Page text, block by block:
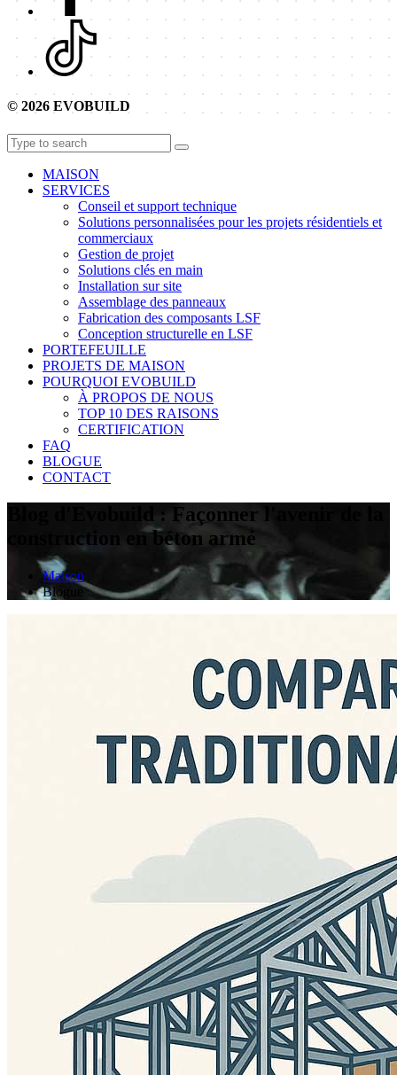
© 2026 EVOBUILD
MAISON
SERVICES
Conseil et support technique
Solutions personnalisées pour les projets résidentiels et
commerciaux
Gestion de projet
Solutions clés en main
Installation sur site
Assemblage des panneaux
Fabrication des composants LSF
Conception structurelle en LSF
PORTEFEUILLE
PROJETS DE MAISON
POURQUOI EVOBUILD
À PROPOS DE NOUS
TOP 10 DES RAISONS
CERTIFICATION
FAQ
BLOGUE
CONTACT
Blog d'Evobuild : Façonner l'avenir de la
construction en béton armé
Maison
Blogue